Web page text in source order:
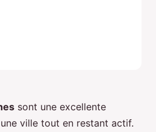
sont une excellente
ville tout en restant actif.